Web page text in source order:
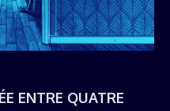
ENTRE QUATRE